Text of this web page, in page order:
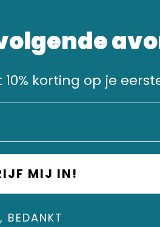
korting op je
MIJ IN!
BEDANKT